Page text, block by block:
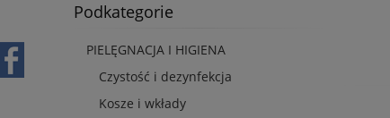
Podkategorie
PIELĘGNACJA I HIGIENA
Czystość i dezynfekcja
Kosze i wkłady